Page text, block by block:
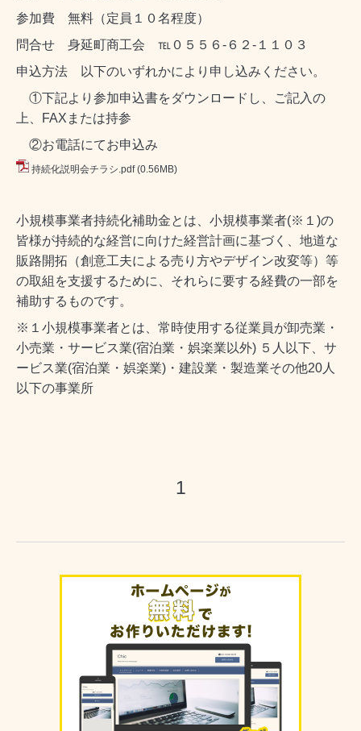
参加費 無料（定員１０名程度）
問合せ 身延町商工会 ℡０５５６-６２-１１０３
申込方法 以下のいずれかにより申し込みください。
①下記より参加申込書をダウンロードし、ご記入の
上、FAXまたは持参
②お電話にてお申込み
持続化説明会チラシ.pdf (0.56MB)
小規模事業者持続化補助金とは、小規模事業者(※１)の
皆様が持続的な経営に向けた経営計画に基づく、地道な
販路開拓（創意工夫による売り方やデザイン改変等）等
の取組を支援するために、それらに要する経費の一部を
補助するものです。
※１小規模事業者とは、常時使用する従業員が卸売業・
小売業・サービス業(宿泊業・娯楽業以外) ５人以下、サ
ービス業(宿泊業・娯楽業)・建設業・製造業その他20人
以下の事業所
1